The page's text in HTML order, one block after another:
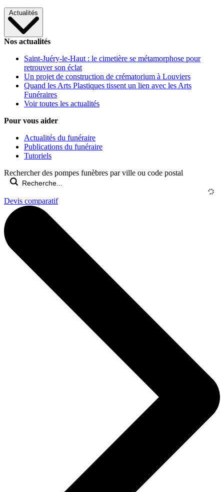
Actualités
Nos actualités
Saint-Juéry-le-Haut : le cimetière se métamorphose pour
retrouver son éclat
Un projet de construction de crématorium à Louviers
Quand les Arts Plastiques tissent un lien avec les Arts
Funéraires
Voir toutes les actualités
Pour vous aider
Actualités du funéraire
Publications du funéraire
Tutoriels
Rechercher des pompes funèbres par ville ou code postal
Devis comparatif